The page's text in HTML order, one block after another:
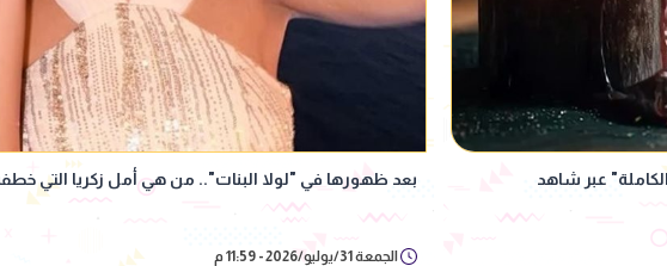
بعد ظهورها في "لولا البنات".. من هي أمل زكريا التي
الجمعة 31/يوليو/2026 - 11:59 م